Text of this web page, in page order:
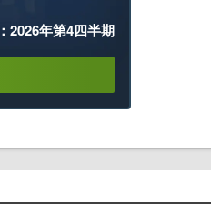
2026年第4四半期